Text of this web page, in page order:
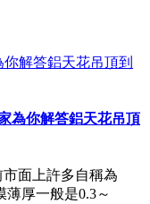
為你解答鋁天花吊頂
面上許多自稱為
薄厚一般是0.3～